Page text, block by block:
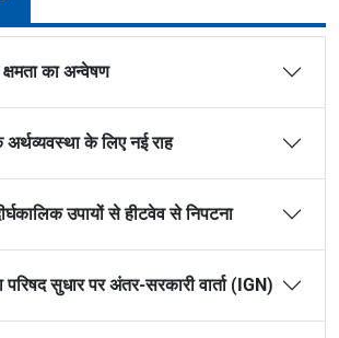
का अन्वेषण
के लिए नई राह
उपायों से हीटवेव से निपटना
परिषद सुधार पर अंतर-सरकारी वार्ता (IGN)